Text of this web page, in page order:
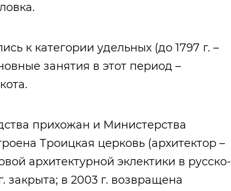
к категории удельных (до 1797 г. –
занятия в этот период –
прихожан и Министерства
Троицкая церковь (архитектор –
архитектурной эклектики в русско-
закрыта; в 2003 г. возвращена